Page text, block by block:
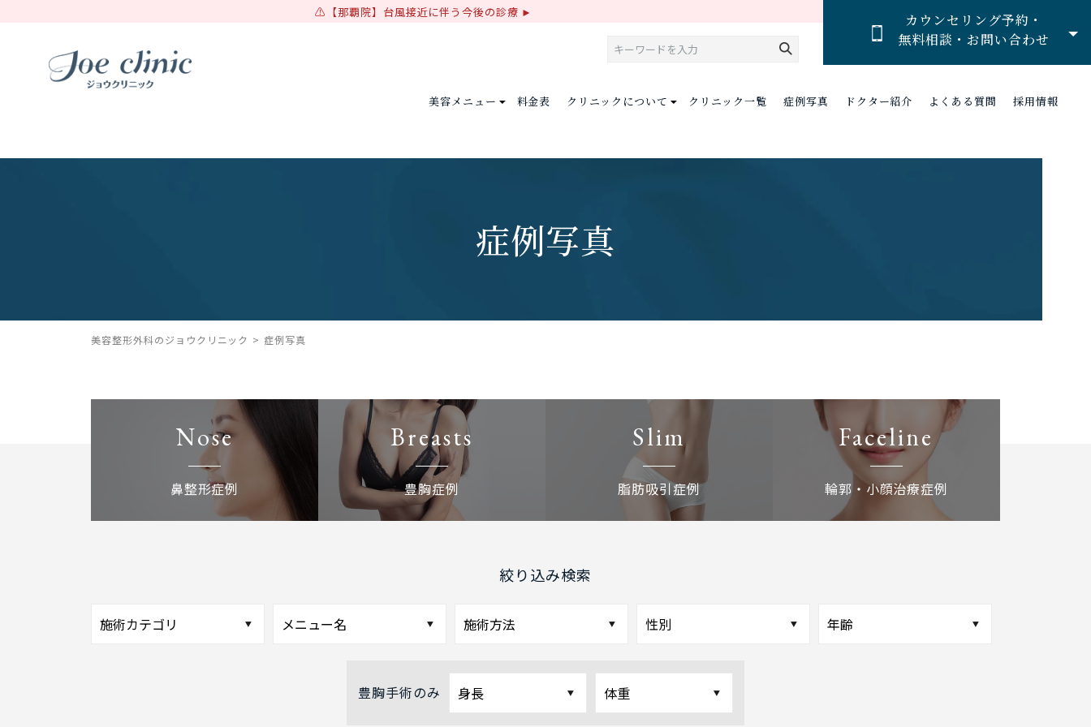
【那覇院】台風接近に伴う今後の診療
カウンセリング予約・
無料相談・お問い合わせ
美容メニュー 料金表 クリニックについて クリニック一覧 症例写真 ドクター紹介 よくある質問 採用情報
症例写真
美容整形外科のジョウクリニック 症例写真
Nose
鼻整形症例
Breasts
豊胸症例
Slim
脂肪吸引症例
Faceline
輪郭・小顔治療症例
絞り込み検索
豊胸手術のみ